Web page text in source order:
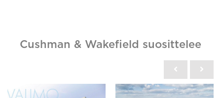
Cushman & Wakefield suosittelee